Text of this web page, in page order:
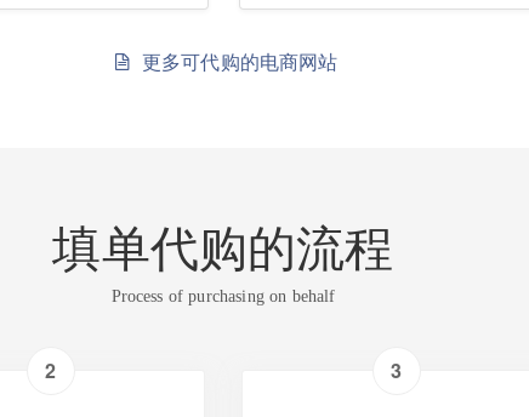
更多可代购的电商网站
填单代购的流程
Process of purchasing on behalf
2 3